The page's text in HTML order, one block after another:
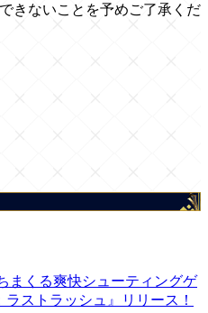
きないことを予めご了承くだ
まくる爽快シューティングゲ
ストラッシュ』リリース！